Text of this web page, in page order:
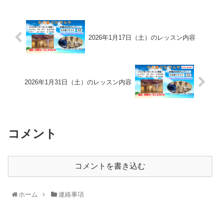
2026年1月17日（土）のレッスン内容
2026年1月31日（土）のレッスン内容
コメント
コメントを書き込む
ホーム 連絡事項